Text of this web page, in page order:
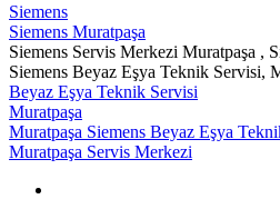
Siemens
Siemens Muratpaşa
Siemens Servis Merkezi Muratpaşa ,
Siemens Beyaz Eşya Teknik Servisi,
Beyaz Eşya Teknik Servisi
Muratpaşa
Muratpaşa Siemens Beyaz Eşya
Muratpaşa Servis Merkezi